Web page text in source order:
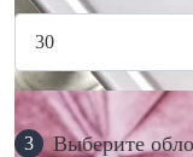
3 Выберите